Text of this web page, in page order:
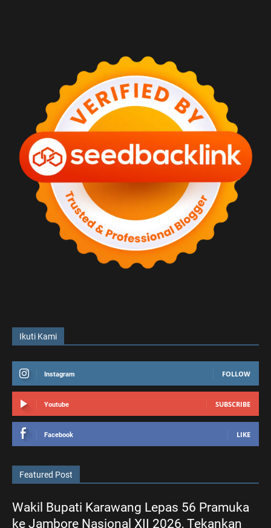
Ikuti Kami
Instagram FOLLOW
Youtube SUBSCRIBE
Facebook LIKE
Featured Post
Wakil Bupati Karawang Lepas 56 Pramuka
ke Jambore Nasional XII 2026, Tekankan